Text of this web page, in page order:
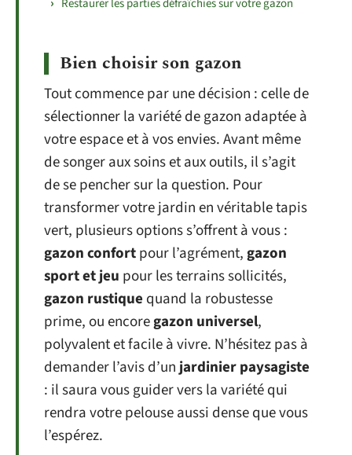
Bien choisir son gazon
Tout commence par une décision : celle de
sélectionner la variété de gazon adaptée à
votre espace et à vos envies. Avant même
de songer aux soins et aux outils, il s’agit
de se pencher sur la question. Pour
transformer votre jardin en véritable tapis
vert, plusieurs options s’offrent à vous :
gazon confortpour l’agrément,gazon
sport et jeu pour les terrains sollicités,
gazon rustique quand la robustesse
prime, ou encoregazon universel,
polyvalent et facile à vivre. N’hésitez pas à
demander l’avis d’unjardinier paysagiste
: il saura vous guider vers la variété qui
rendra votre pelouse aussi dense que vous
l’espérez.